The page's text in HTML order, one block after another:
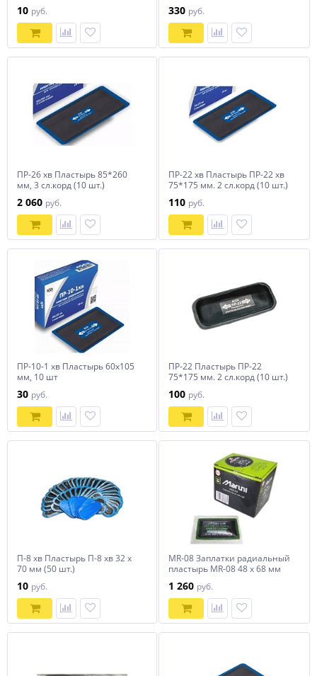
10 руб. 330 руб.
ПР-26 хв Пластырь 85*260
мм, 3 сл.корд (10 шт.)
2 060 руб.
ПР-22 хв Пластырь ПР-22 хв
75*175 мм. 2 сл.корд (10 шт.)
110 руб.
ПР-10-1 хв Пластырь 60х105
мм, 10 шт
30 руб.
ПР-22 Пластырь ПР-22
75*175 мм. 2 сл.корд (10 шт.)
100 руб.
П-8 хв Пластырь П-8 хв 32 х
70 мм (50 шт.)
10 руб.
MR-08 Заплатки радиальный
пластырь MR-08 48 х 68 мм
1 260 руб.